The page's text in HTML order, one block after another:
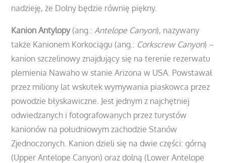
nadzieję, że Dolny będzie równię piękny.
Kanion Antylopy(ang.: Antelope Canyon), nazywany
także Kanionem Korkociągu (ang.: Corkscrew Canyon) –
kanion szczelinowy znajdujący się na terenie rezerwatu
plemienia Nawaho w stanie Arizona w USA. Powstawał
przez miliony lat wskutek wymywania piaskowca przez
powodzie błyskawiczne. Jest jednym z najchętniej
odwiedzanych i fotografowanych przez turystów
kanionów na południowym zachodzie Stanów
Zjednoczonych. Kanion dzieli się na dwie części: górną
(Upper Antelope Canyon) oraz dolną (Lower Antelope